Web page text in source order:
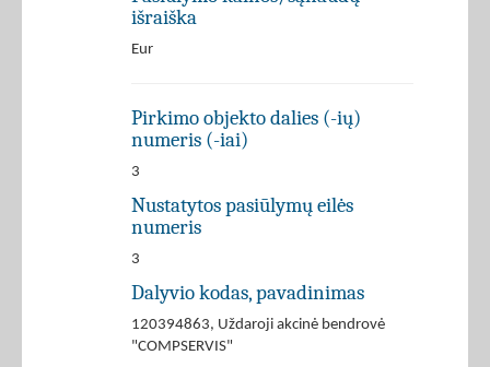
išraiška
Eur
Pirkimo objekto dalies (-ių)
numeris (-iai)
3
Nustatytos pasiūlymų eilės
numeris
3
Dalyvio kodas, pavadinimas
120394863, Uždaroji akcinė bendrovė
"COMPSERVIS"